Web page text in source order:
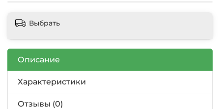
Выбрать
Описание
Характеристики
Отзывы (0)